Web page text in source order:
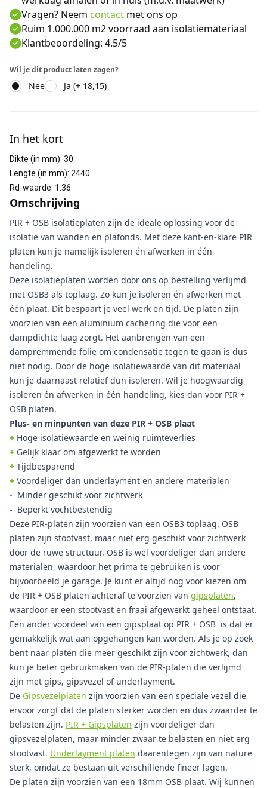
Vragen? Neem contact met ons op
Ruim 1.000.000 m2 voorraad aan isolatiemateriaal
Klantbeoordeling: 4.5/5
Wil je dit product laten zagen?
Nee Ja (+ 18,15)
In het kort
Dikte (in mm): 30
Lengte (in mm): 2440
Rd-waarde: 1.36
Omschrijving
PIR + OSB isolatieplaten zijn de ideale oplossing voor de
isolatie van wanden en plafonds. Met deze kant-en-klare PIR
platen kun je namelijk isoleren én afwerken in één
handeling.
Deze isolatieplaten worden door ons op bestelling verlijmd
met OSB3 als toplaag. Zo kun je isoleren én afwerken met
één plaat. Dit bespaart je veel werk en tijd. De platen zijn
voorzien van een aluminium cachering die voor een
dampdichte laag zorgt. Het aanbrengen van een
dampremmende folie om condensatie tegen te gaan is dus
niet nodig. Door de hoge isolatiewaarde van dit materiaal
kun je daarnaast relatief dun isoleren. Wil je hoogwaardig
isoleren én afwerken in één handeling, kies dan voor PIR +
OSB platen.
Plus- en minpunten van deze PIR + OSB plaat
+ Hoge isolatiewaarde en weinig ruimteverlies
+ Gelijk klaar om afgewerkt te worden
+ Tijdbesparend
+ Voordeliger dan underlayment en andere materialen
- Minder geschikt voor zichtwerk
- Beperkt vochtbestendig
Deze PIR-platen zijn voorzien van een OSB3 toplaag. OSB
platen zijn stootvast, maar niet erg geschikt voor zichtwerk
door de ruwe structuur. OSB is wel voordeliger dan andere
materialen, waardoor het prima te gebruiken is voor
bijvoorbeeld je garage. Je kunt er altijd nog voor kiezen om
de PIR + OSB platen achteraf te voorzien van gipsplaten,
waardoor er een stootvast en fraai afgewerkt geheel ontstaat.
Een ander voordeel van een gipsplaat op PIR + OSB is dat er
gemakkelijk wat aan opgehangen kan worden. Als je op zoek
bent naar platen die meer geschikt zijn voor zichtwerk, dan
kun je beter gebruikmaken van de PIR-platen die verlijmd
zijn met gips, gipsvezel of underlayment.
De Gipsvezelplaten zijn voorzien van een speciale vezel die
ervoor zorgt dat de platen sterker worden en dus zwaarder te
belasten zijn. PIR + Gipsplaten zijn voordeliger dan
gipsvezelplaten, maar minder zwaar te belasten en niet erg
stootvast. Underlayment platen daarentegen zijn van nature
sterk, omdat ze bestaan uit verschillende fineer lagen.
De platen zijn voorzien van een 18mm OSB plaat. Wij kunnen